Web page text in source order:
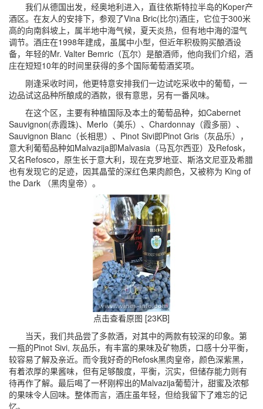
我们从德国出发，经奥地利进入，直往依斯特拉半岛的Koper产
酒区。在友人的安排下，参观了Vina Bric(比尔)酒庄，它位于300米
高的向南斜坡上，属半地中海气候，夏天炎热，但有地中海的湿气
调节。酒庄在1998年建成，虽属中小型，但近年积极购买酿酒设
备，年轻的Mr. Valter Bemric（瓦尔）是酿酒师，他向我们介绍，酒
庄在短短10年的时间里获得的多个国际葡萄酒奖项。
刚逢采收时间，他更特意安排我们一边试吃采收中的葡萄，一
边品试这品种所酿成的酒款，很有意思，另有一番风味。
在这个区，主要有种植国际及本土的葡萄品种，如Cabernet
Sauvignon(赤霞珠)、Merlo（美乐）、Chardonnay（霞多丽）、
Sauvignon Blanc（长相思）、Pinot Sivi即Pinot Gris（灰品乐），
意大利葡萄品种如Malvazija即Malvasia（马瓦尔西亚）及Refosk，
又名Refosco，原生长于意大利，现在克罗地亚、斯洛文尼亚及希腊
也有发现它的足迹，因其晶莹的深红色果肉颜色，又被称为 King of
the Dark （黑肉皇帝）。
点击查看原图 [23KB]
当天，我们共品尝了多款酒，对其中的两款有较深的印象。第
一瓶的Pinot Sivi, 灰品乐，有丰富的果味及矿物质，口感十分平衡，
较容易了解及亲近。而令我好奇的Refosk黑肉皇帝，颜色深紫黑，
有着浓厚的果酱味，但有足够酸度，平衡，沉实，但储存能力则有
待再作了解。最后喝了一杯刚榨出的Malvazija葡萄汁，甜蜜及浓郁
的果味令人回味。整体而言，酒庄虽年轻，但给我留下了难忘的记
忆。